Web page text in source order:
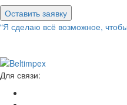
Оставить заявку
“Я сделаю всё возможное,
Для связи: